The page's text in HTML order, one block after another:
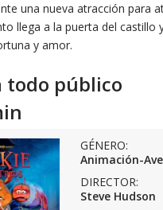
una nueva atracción para
llega a la puerta del castillo
y amor.
todo público
GÉNERO:
Animación-
DIRECTOR:
Steve Hudson